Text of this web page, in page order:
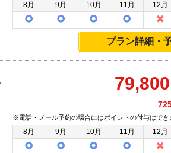
8月 9月 10月 11月 12月
プラン詳細・
79,800
※電話・メール予約の場合にはポイントの付与はでき
8月 9月 10月 11月 12月